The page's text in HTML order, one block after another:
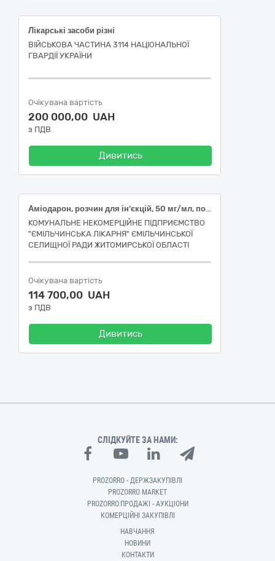
Лікарські засоби різні
ВІЙСЬКОВА ЧАСТИНА 3114 НАЦІОНАЛЬНОЇ
ГВАРДІЇ УКРАЇНИ
Очікувана вартість
200 000,00 UAH
з ПДВ
Дивитись
Аміодарон, розчин для ін’єкцій, 50 мг/мл, по 3 мл; Азитроміцин, порошок для оральної суспензії, 100 мг/5 мл,20 мл (400 мг суспензії); Глюкози розчин для ін'єкцій 40 % по 10 мл; Гідрокортизон, суспензія для ін'єкцій, 25 мг/мл, по 2 мл; Ціанокобаламін (вітамін В12), розчин для ін'єкцій, 0,5 мг/мл, по 1 мл; Метамізолу натрію 500 мг/мл пітофенону гідрохлориду 2 мг/мл фенпіверинію броміду 0,02 мг/мл, розчин для ін'єкцій, по 5 мл; Цефуроксим,порошок для ін'єкцій 1500 мг; Бупівакаїн, розчин для ін'єкцій, 5 мг/мл, по 4 мл; Преднізолон, розчин для ін'єкцій, 30 мг/мл, по 1 мл; Ксилометазолін краплі назальні 0,5мг/мл по 10 мл; Ацетилсаліцилова кислота таблетки 75 мг; Левофлоксацин, таблетки по 500 мг; Лоратадин таблетки по 10 мг; Флуконазол, таблетки/капсули, по 100 мг; Неостигмін, розчин для ін'єкцій, 0,5 мг/мл, по 1 мл КОД ДК 021:2015:33620000-2 Лікарські засоби для лікування захворювань крові, органів кровотворення та захворювань серцево-судинної системи
КОМУНАЛЬНЕ НЕКОМЕРЦІЙНЕ ПІДПРИЄМСТВО
"ЄМІЛЬЧИНСЬКА ЛІКАРНЯ" ЄМІЛЬЧИНСЬКОЇ
СЕЛИЩНОЇ РАДИ ЖИТОМИРСЬКОЇ ОБЛАСТІ
Очікувана вартість
114 700,00 UAH
з ПДВ
Дивитись
СЛІДКУЙТЕ ЗА НАМИ:
PROZORRO - ДЕРЖЗАКУПІВЛІ
PROZORRO MARKET
PROZORRO.ПРОДАЖІ - АУКЦІОНИ
КОМЕРЦІЙНІ ЗАКУПІВЛІ
НАВЧАННЯ
НОВИНИ
КОНТАКТИ